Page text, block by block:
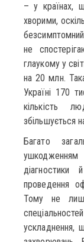
– у країнах,
хворими,
не
глаукому у
на 20 млн.
Україні 170
кількість
збільшується
Багато
діагностики
проведення
Тому не
ускладнення,